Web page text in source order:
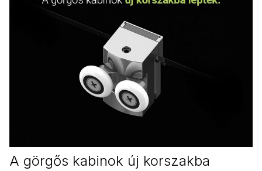
A görgős kabinok új korszakba